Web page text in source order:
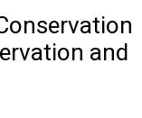
and